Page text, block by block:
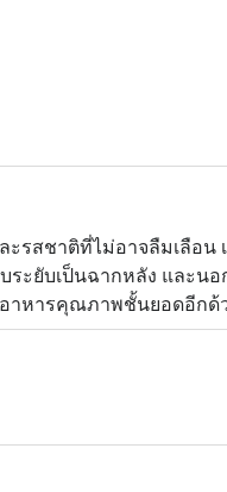
รสชาติที่ไม่อาจลืมเลือน
ระยับเป็นฉากหลัง และน
าหารคุณภาพชั้นยอดอีกด้
เติมเต็มความสุขให้วันพั